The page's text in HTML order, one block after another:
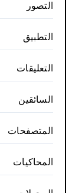
التصور
التطبيق
التعليقات
السائقين
المتصفحات
المحاكيات